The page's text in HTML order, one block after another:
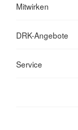
Mitwirken
DRK-Angebote
Service